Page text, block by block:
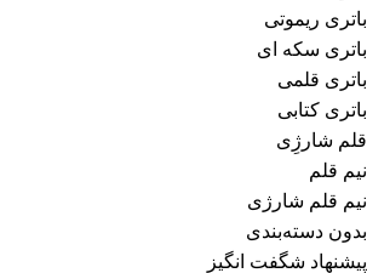
باتری ریموتی
باتری سکه ای
باتری قلمی
باتری کتابی
قلم شارژِی
نیم قلم
نیم قلم شارژی
بدون دسته‌بندی
پیشنهاد شگفت انگیز